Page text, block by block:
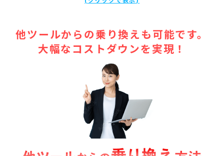
他ツールからの乗り換えも可能です。
大幅なコストダウンを実現！